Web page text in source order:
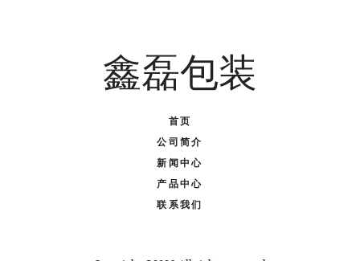
鑫磊包装
首页
公司简介
新闻中心
产品中心
联系我们